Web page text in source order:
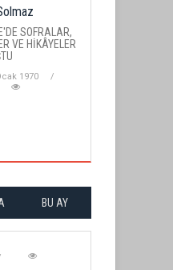
SOFRALAR,
VE HİKÂYELER
1970
BU AY